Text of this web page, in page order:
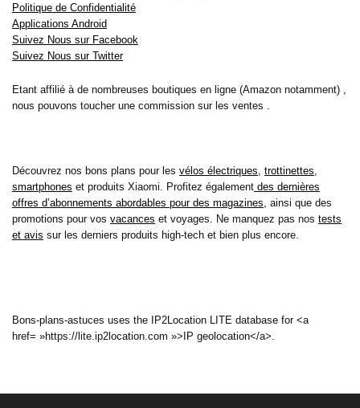
Politique de Confidentialité
Applications Android
Suivez Nous sur Facebook
Suivez Nous sur Twitter
Etant affilié à de nombreuses boutiques en ligne (Amazon notamment) ,
nous pouvons toucher une commission sur les ventes .
Découvrez nos bons plans pour les vélos électriques trottinettes
smartphones et produits Xiaomi. Profitez également des dernières
offres d’abonnements abordables pour des magazines , ainsi que des
promotions pour vos vacances et voyages. Ne manquez pas nos tests
et avis sur les derniers produits high-tech et bien plus encore.
Bons-plans-astuces uses the IP2Location LITE database for <a
href= »https://lite.ip2location.com »>IP geolocation</a>.